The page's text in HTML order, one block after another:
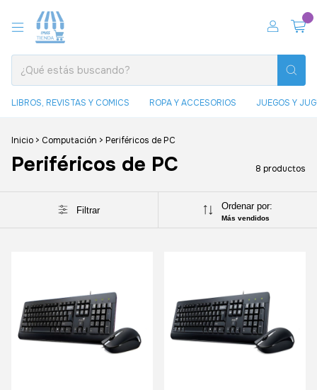
LIBROS, REVISTAS Y COMICS ROPA Y ACCESORIOS JUEGOS Y
Inicio > Computación > Periféricos de PC
Periféricos de PC 8 productos
Filtrar Ordenar por:
Más vendidos